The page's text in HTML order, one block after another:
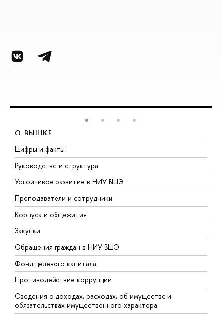
О ВЫШКЕ
Цифры и факты
Руководство и структура
Устойчивое развитие в НИУ ВШЭ
Преподаватели и сотрудники
Корпуса и общежития
Закупки
Обращения граждан в НИУ ВШЭ
Фонд целевого капитала
Противодействие коррупции
Сведения о доходах, расходах, об имуществе и
обязательствах имущественного характера